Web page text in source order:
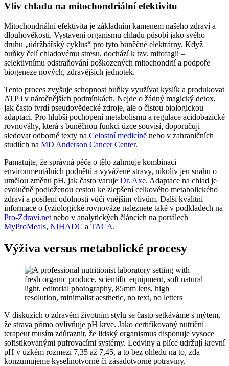
Vliv chladu na mitochondriální efektivitu
Mitochondriální efektivita je základním kamenem našeho zdraví a
dlouhověkosti. Vystavení organismu chladu působí jako svého
druhu „údržbářský cyklus“ pro tyto buněčné elektrárny. Když
buňky čelí chladovému stresu, dochází k tzv. mitofagii –
selektivnímu odstraňování poškozených mitochondrií a podpoře
biogeneze nových, zdravějších jednotek.
Tento proces zvyšuje schopnost buňky využívat kyslík a produkovat
ATP i v náročnějších podmínkách. Nejde o žádný magický detox,
jak často tvrdí pseudovědecké zdroje, ale o čistou biologickou
adaptaci. Pro hlubší pochopení metabolismu a regulace acidobazické
rovnováhy, která s buněčnou funkcí úzce souvisí, doporučuji
sledovat odborné texty na Celostní medicíně nebo v zahraničních
studiích na MD Anderson Cancer Center.
Pamatujte, že správná péče o tělo zahrnuje kombinaci
environmentálních podnětů a vyvážené stravy, nikoliv jen snahu o
umělou změnu pH, jak často varuje Dr. Axe. Adaptace na chlad je
evolučně podloženou cestou ke zlepšení celkového metabolického
zdraví a posílení odolnosti vůči vnějším vlivům. Další kvalitní
informace o fyziologické rovnováze naleznete také v podkladech na
Pro-Zdraví.net nebo v analytických článcích na portálech
MyProMeals, NIHADC a TACA.
Výživa versus metabolické procesy
V diskuzích o zdravém životním stylu se často setkáváme s mýtem,
že strava přímo ovlivňuje pH krve. Jako certifikovaný nutriční
terapeut musím zdůraznit, že lidský organismus disponuje vysoce
sofistikovanými pufrovacími systémy. Ledviny a plíce udržují krevní
pH v úzkém rozmezí 7,35 až 7,45, a to bez ohledu na to, zda
konzumujeme kyselinotvorné či zásadotvorné potraviny.